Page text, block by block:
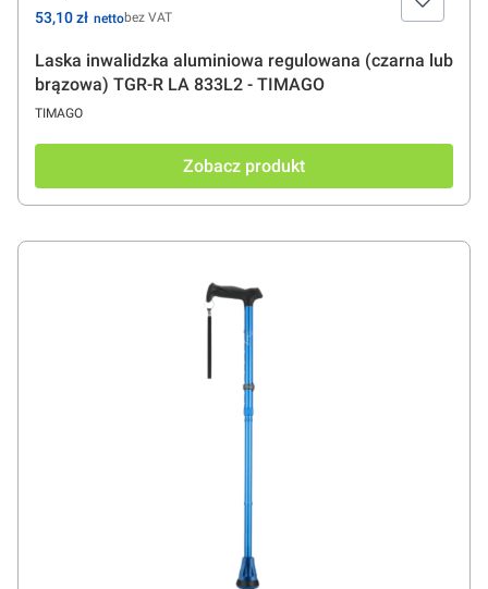
Laska inwalidzka aluminiowa regulowana (czarna lub
brązowa) TGR-R LA 833L2 - TIMAGO
PRODUCENT
TIMAGO
Cena
53,10 zł bez VAT
Zobacz produkt